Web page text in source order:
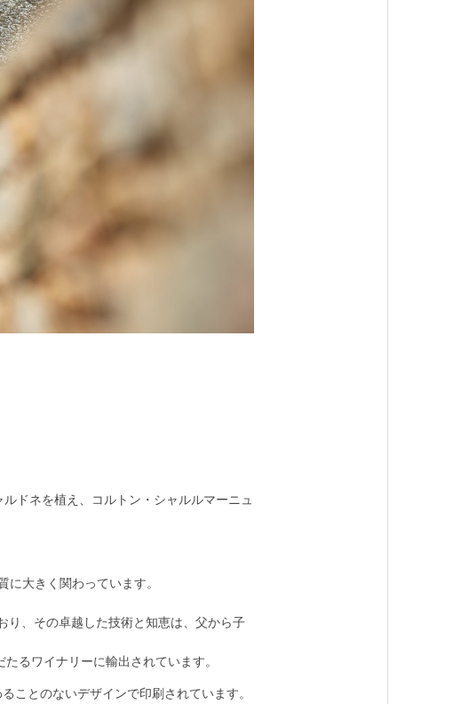
ドネを植え、コルトン・シャルルマーニュ
大きく関わっています。
り、その卓越した技術と知恵は、父から子
るワイナリーに輸出されています。
ことのないデザインで印刷されています。